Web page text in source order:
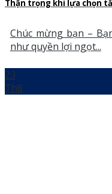
Thận trọng khi lựa chọn
Chúc mừng bạn –
như quyền lợi ngọt...
23
Th8